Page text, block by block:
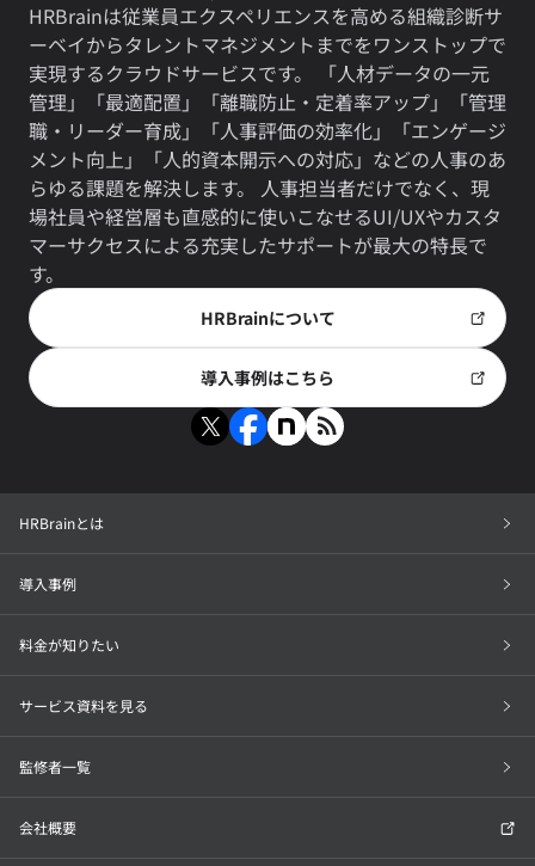
HRBrainは従業員エクスペリエンスを高める組織診断サ
ーベイからタレントマネジメントまでをワンストップで
実現するクラウドサービスです。 「人材データの一元
管理」「最適配置」「離職防止・定着率アップ」「管理
職・リーダー育成」「人事評価の効率化」「エンゲージ
メント向上」「人的資本開示への対応」などの人事のあ
らゆる課題を解決します。 人事担当者だけでなく、現
場社員や経営層も直感的に使いこなせるUI/UXやカスタ
マーサクセスによる充実したサポートが最大の特長で
す。
HRBrainについて
導入事例はこちら
HRBrainとは
導入事例
料金が知りたい
サービス資料を見る
監修者一覧
会社概要